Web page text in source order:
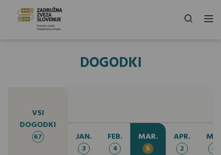
DOGODKI
VSI
DOGODKI
67 JAN.
3
FEB.
4
MAR.
5
APR.
2 4